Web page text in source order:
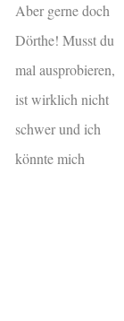
Aber gerne doch
Dörthe! Musst du
mal ausprobieren,
ist wirklich nicht
schwer und ich
könnte mich